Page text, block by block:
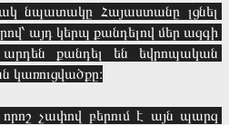
նպատակը Հայաստանը լցնել
այդ կերպ քանդելով մեր ազգի
արդեն քանդել են եվրոպական
կառուցվածքը։
չափով բերում է այն պարզ